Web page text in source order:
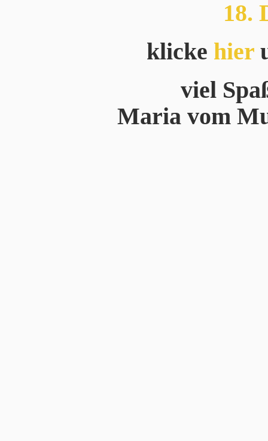
18.
klicke hier
viel
Maria vom